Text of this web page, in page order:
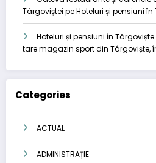
Târgoviștei peHoteluri și pensiuni în
Hoteluri și pensiuni în Târgoviște
tare magazin sport din Târgoviște,
Categories
ACTUAL
ADMINISTRAȚIE